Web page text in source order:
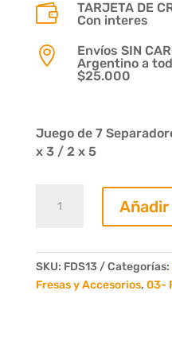

TARJETA DE
Con interes

Envíos SIN
Argentino a
$25.000
Juego de 7
x 3 / 2 x 5
Separadores
a
30mm
SKU: FDS13 Categorías:
Fresas y Accesorios, 03-